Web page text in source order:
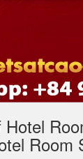
Hotel
Room